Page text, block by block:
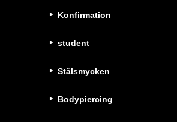
Konfirmation
student
Stålsmycken
Bodypiercing